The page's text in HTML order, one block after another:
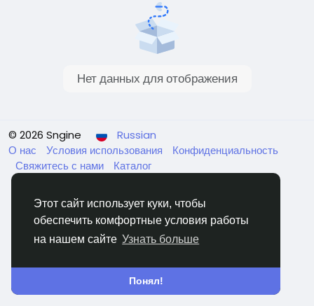
Этот сайт использует куки, чтобы
обеспечить комфортные условия работы
на нашем сайте Узнать больше
Понял!
Нет данных для отображения
© 2026 Sngine
Russian
О нас
Условия использования
Конфиденциальность
Свяжитесь с нами
Каталог